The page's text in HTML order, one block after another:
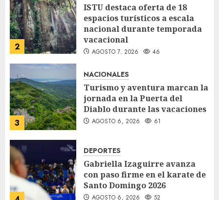
2
ISTU destaca oferta de 18
espacios turísticos a escala
nacional durante temporada
vacacional
AGOSTO 7, 2026 46
3
NACIONALES
Turismo y aventura marcan la
jornada en la Puerta del
Diablo durante las vacaciones
AGOSTO 6, 2026 61
DEPORTES
Gabriella Izaguirre avanza
con paso firme en el karate de
Santo Domingo 2026
AGOSTO 6, 2026 52